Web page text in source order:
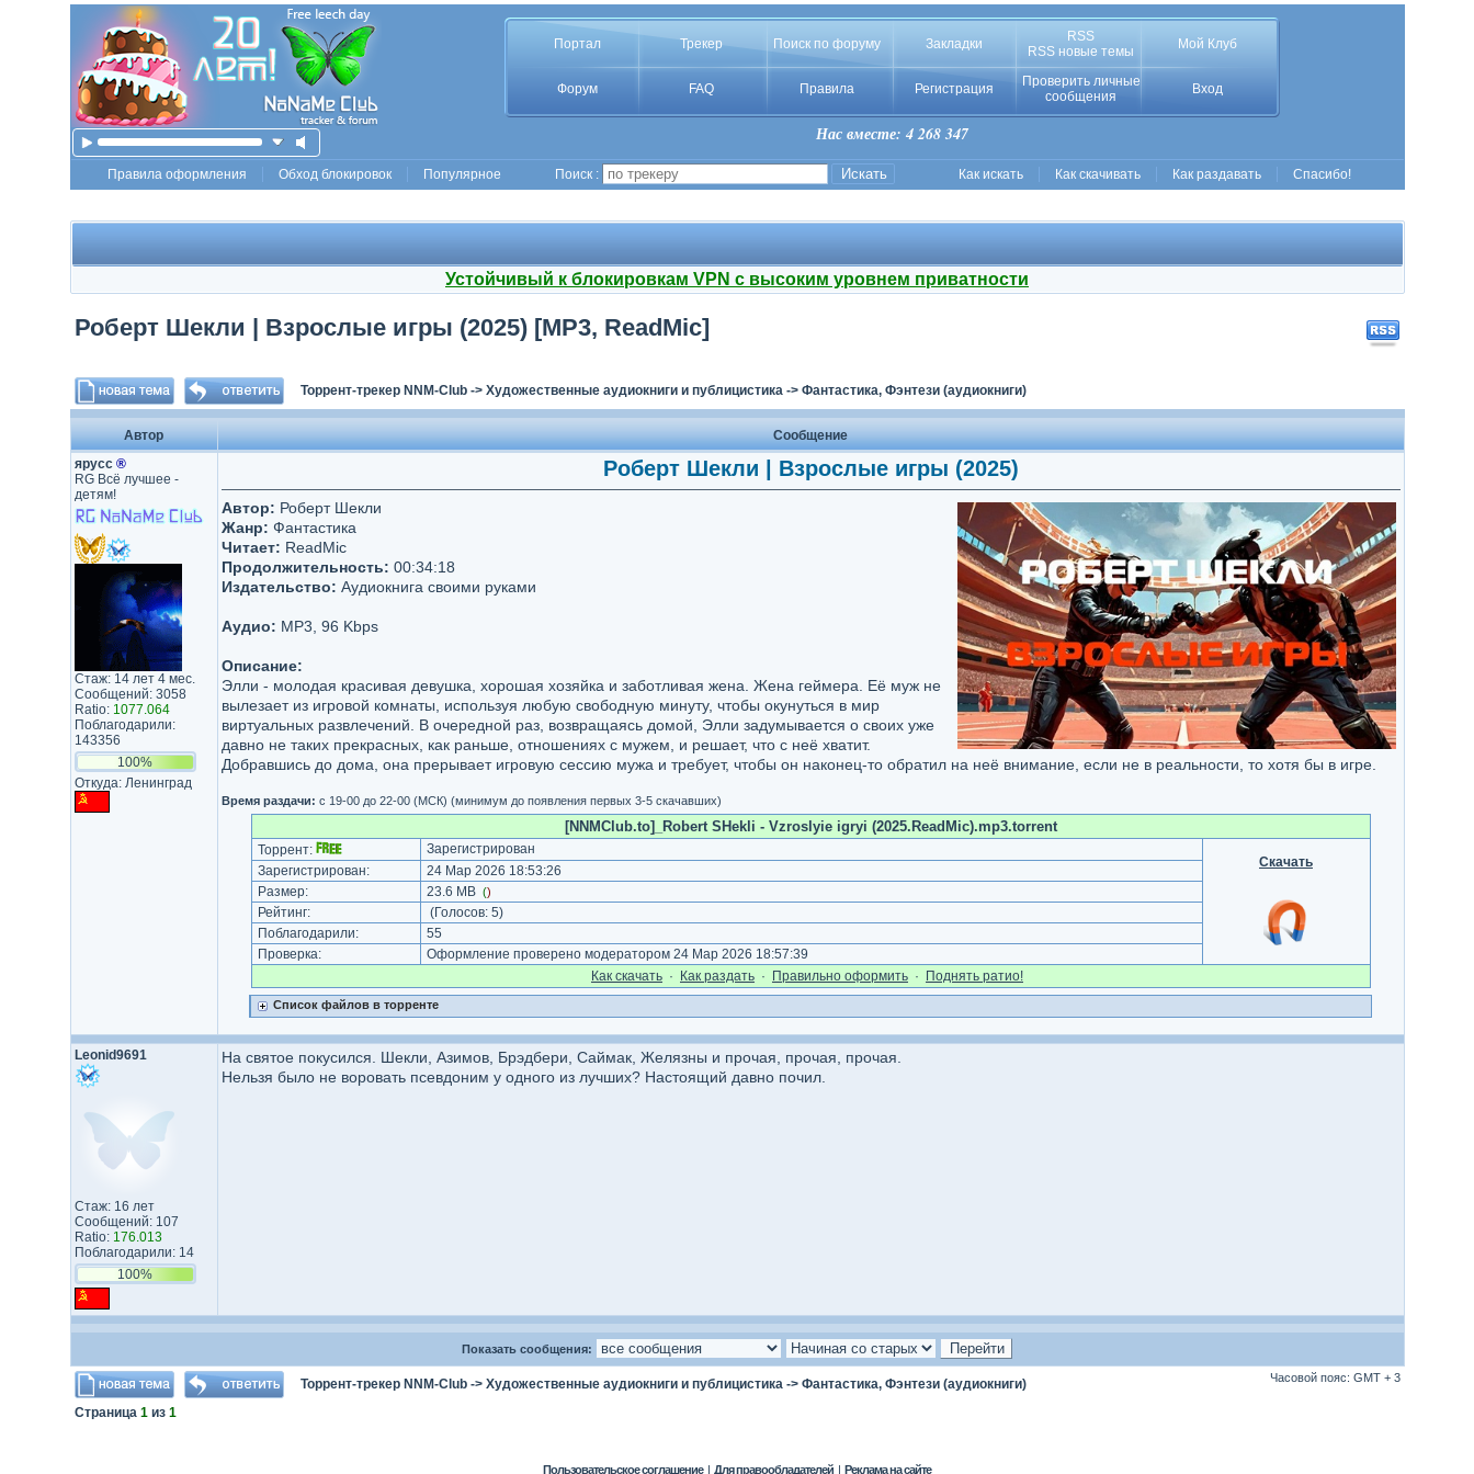
Портал Трекер Поиск по форуму Закладки
RSS
RSS новые темы
Мой Клуб
Форум FAQ Правила Регистрация
Проверить личные
сообщения
Вход
Нас вместе: 4 268 347
Правила оформления Обход блокировок Популярное Поиск : Как искать Как скачивать Как раздавать Спасибо!
Устойчивый к блокировкам VPN с высоким уровнем приватности
Роберт Шекли | Взрослые игры (2025) [MP3, ReadMic]
Торрент-трекер NNM-Club-> Художественные аудиокниги и публицистика-> Фантастика, Фэнтези (аудиокниги)
Автор
Сообщение
ярусс ®
RG Всё лучшее -
детям!
Стаж: 14 лет 4 мес.
Сообщений: 3058
Ratio: 1077.064
Поблагодарили:
143356
100%
Откуда: Ленинград
Роберт Шекли | Взрослые игры (2025)
Автор: Роберт Шекли
Жанр: Фантастика
Читает: ReadMic
Продолжительность: 00:34:18
Издательство: Аудиокнига своими руками
Аудио: MP3, 96 Kbps
Описание:
Элли - молодая красивая девушка, хорошая хозяйка и заботливая жена. Жена геймера. Её муж не
вылезает из игровой комнаты, используя любую свободную минуту, чтобы окунуться в мир
виртуальных развлечений. В очередной раз, возвращаясь домой, Элли задумывается о своих уже
давно не таких прекрасных, как раньше, отношениях с мужем, и решает, что с неё хватит.
Добравшись до дома, она прерывает игровую сессию мужа и требует, чтобы он наконец-то обратил на неё внимание, если не в реальности, то хотя бы в игре.
Время раздачи: с 19-00 до 22-00 (МСК) (минимум до появления первых 3-5 скачавших)
[NNMClub.to]_Robert SHekli - Vzroslyie igryi (2025.ReadMic).mp3.torrent
Торрент:
Зарегистрирован
Скачать
Зарегистрирован:
24 Мар 2026 18:53:26
Размер:
23.6 MB ()
Рейтинг: (Голосов: 5)
Поблагодарили:
55
Проверка:
Оформление проверено модератором 24 Мар 2026 18:57:39
Как cкачать · Как раздать · Правильно оформить · Поднять ратио!
Список файлов в торренте
Leonid9691
Стаж: 16 лет
Сообщений: 107
Ratio: 176.013
Поблагодарили: 14
100%
На святое покусился. Шекли, Азимов, Брэдбери, Саймак, Желязны и прочая, прочая, прочая.
Нельзя было не воровать псевдоним у одного из лучших? Настоящий давно почил.
Показать сообщения:
Торрент-трекер NNM-Club-> Художественные аудиокниги и публицистика-> Фантастика, Фэнтези (аудиокниги) Часовой пояс: GMT + 3
Страница 1из 1
Пользовательское соглашение | Для правообладателей | Реклама на сайте